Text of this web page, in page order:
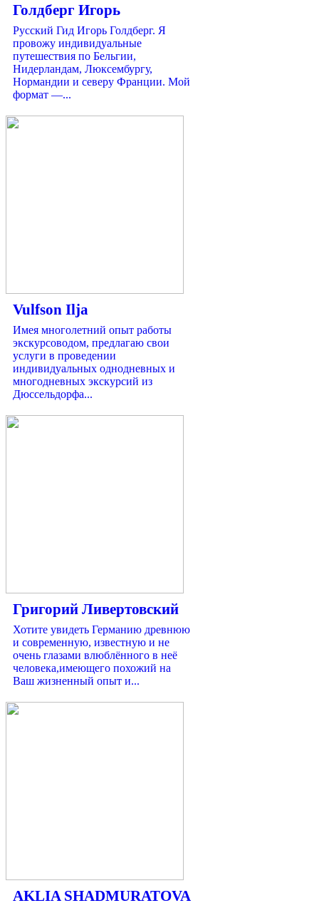
Голдберг Игорь
Русский Гид Игорь Голдберг. Я
провожу индивидуальные
путешествия по Бельгии,
Нидерландам, Люксембургу,
Нормандии и северу Франции. Мой
формат —...
Vulfson Ilja
Имея многолетний опыт работы
экскурсоводом, предлагаю свои
услуги в проведении
индивидуальных однодневных и
многодневных экскурсий из
Дюссельдорфа...
Григорий Ливертовский
Хотите увидеть Германию древнюю
и современную, известную и не
очень глазами влюблённого в неё
человека,имеющего похожий на
Ваш жизненный опыт и...
AKLIA SHADMURATOVA